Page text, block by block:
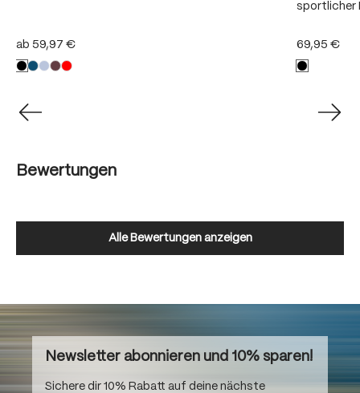
ab 59,97 €
sportlicher
69,95 €
Bewertungen
Alle Bewertungen anzeigen
Newsletter abonnieren und 10% sparen!
Sichere dir 10% Rabatt auf deine nächste